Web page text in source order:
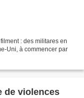
: des militares en
Uni, à commencer par
de violences